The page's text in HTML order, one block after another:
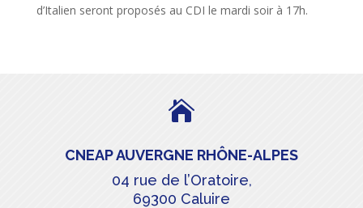
d’Italien seront proposés au CDI le mardi soir à 17h.

CNEAP AUVERGNE RHÔNE-ALPES
04 rue de l’Oratoire,
69300 Caluire